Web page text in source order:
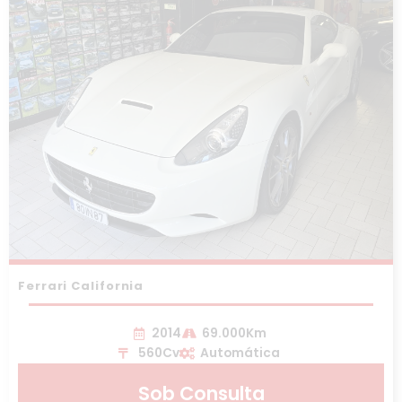
Ferrari California
2014
69.000Km
560Cv
Automática
Sob Consulta